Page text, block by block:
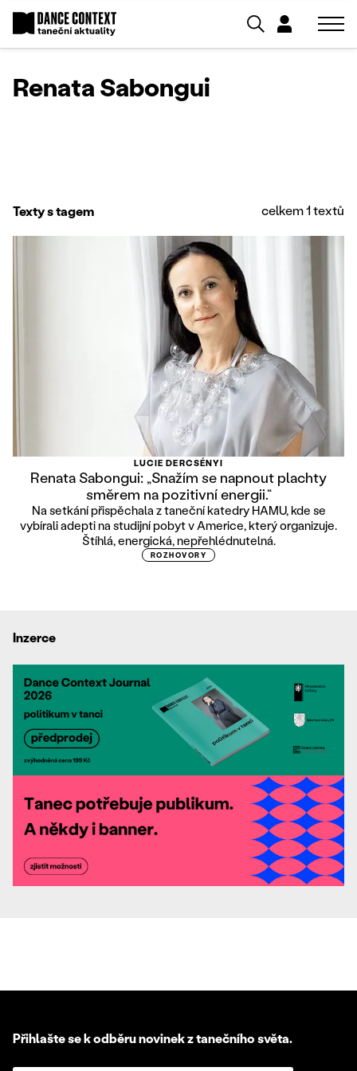
Renata Sabongui
Texty s tagem celkem 1 textů
LUCIE DERCSÉNYI
Renata Sabongui: „Snažím se napnout plachty
směrem na pozitivní energii.“
Na setkání přispěchala z taneční katedry HAMU, kde se
vybírali adepti na studijní pobyt v Americe, který organizuje.
Štíhlá, energická, nepřehlédnutelná.
ROZHOVORY
Inzerce
Přihlašte se k odběru novinek z tanečního světa.